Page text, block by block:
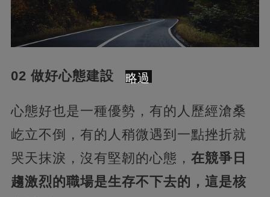
02 做好心態建設
心態好也是一種優勢，有的人歷經滄桑
屹立不倒，有的人稍微遇到一點挫折就
哭天抹淚，沒有堅韌的心態， 在競爭日
趨激烈的職場是生存不下去的，這是核
略過